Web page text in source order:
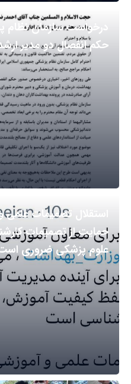
درخواست سازمان نظام
حکم انفصال دو مدیر
استقلال تصمیمات
حمایت از تصمیمات
علوم پزشکی ضروری